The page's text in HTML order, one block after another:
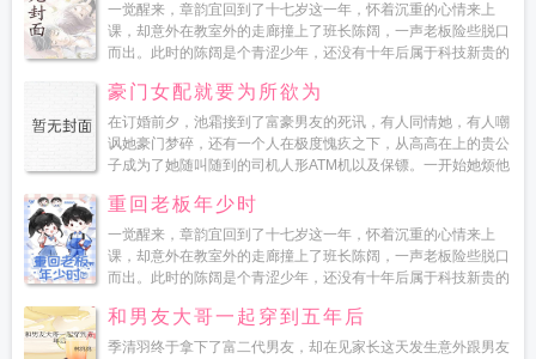
一觉醒来，章韵宜回到了十七岁这一年，怀着沉重的心情来上
课，却意外在教室外的走廊撞上了班长陈阔，一声老板险些脱口
而出。此时的陈阔是个青涩少年，还没有十年后属于科技新贵的
路！...
豪门女配就要为所欲为
在订婚前夕，池霜接到了富豪男友的死讯，有人同情她，有人嘲
讽她豪门梦碎，还有一个人在极度愧疚之下，从高高在上的贵公
子成为了她随叫随到的司机人形ATM机以及保镖。一开始她烦他
重回老板年少时
一觉醒来，章韵宜回到了十七岁这一年，怀着沉重的心情来上
课，却意外在教室外的走廊撞上了班长陈阔，一声老板险些脱口
而出。此时的陈阔是个青涩少年，还没有十年后属于科技新贵的
和男友大哥一起穿到五年后
季清羽终于拿下了富二代男友，却在见家长这天发生意外跟男友